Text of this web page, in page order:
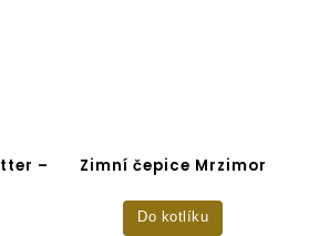
–
Zimní čepice Mrzimor
Do kotlíku